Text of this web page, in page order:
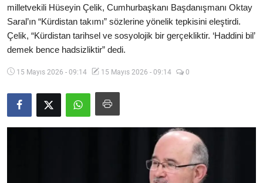
Analiz
Makaleler
Video
milletvekili Hüseyin Çelik, Cumhurbaşkanı Başdanışmanı Oktay
Saral’ın “Kürdistan takımı” sözlerine yönelik tepkisini eleştirdi.
Çelik, “Kürdistan tarihsel ve sosyolojik bir gerçekliktir. ‘Haddini bil’
demek bence hadsizliktir” dedi.
15 Mayıs 2026 - 09:14 15 Mayıs 2026 - 09:14 0